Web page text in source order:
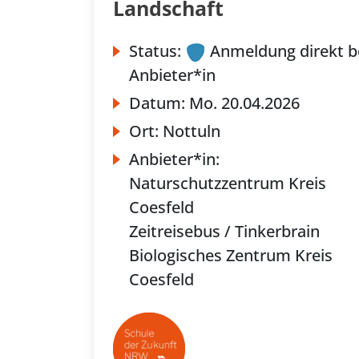
Landschaft
Status:
Anmeldung direkt
Anbieter*in
Datum: Mo. 20.04.2026
Ort: Nottuln
Anbieter*in:
Naturschutzzentrum Kreis
Coesfeld
Zeitreisebus / Tinkerbrain
Biologisches Zentrum Kreis
Coesfeld